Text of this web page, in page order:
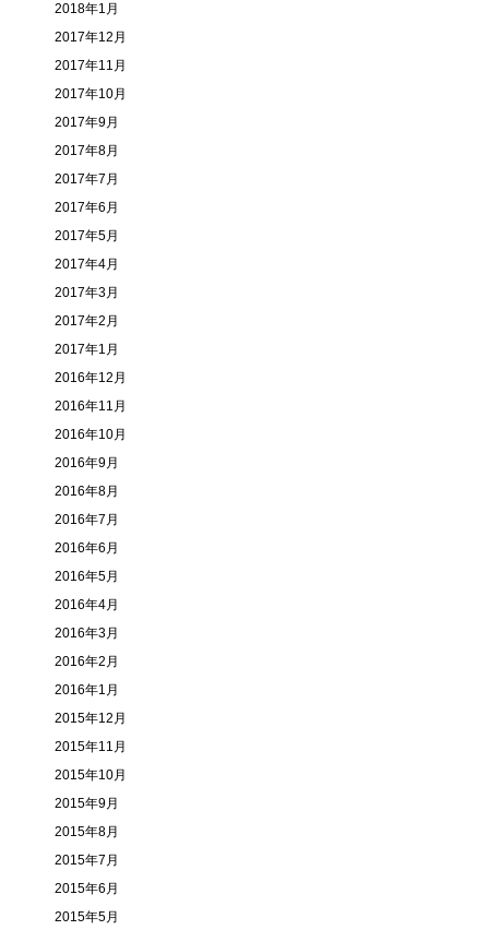
2018年1月
2017年12月
2017年11月
2017年10月
2017年9月
2017年8月
2017年7月
2017年6月
2017年5月
2017年4月
2017年3月
2017年2月
2017年1月
2016年12月
2016年11月
2016年10月
2016年9月
2016年8月
2016年7月
2016年6月
2016年5月
2016年4月
2016年3月
2016年2月
2016年1月
2015年12月
2015年11月
2015年10月
2015年9月
2015年8月
2015年7月
2015年6月
2015年5月